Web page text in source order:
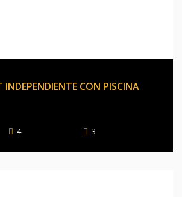
CON PISCINA
4 3